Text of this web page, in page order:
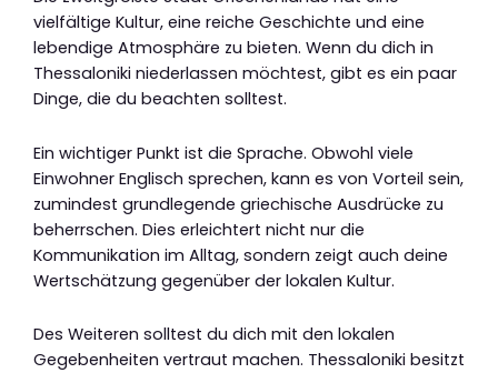
vielfältige Kultur, eine reiche Geschichte und eine
lebendige Atmosphäre zu bieten. Wenn du dich in
Thessaloniki niederlassen möchtest, gibt es ein paar
Dinge, die du beachten solltest.
Ein wichtiger Punkt ist die Sprache. Obwohl viele
Einwohner Englisch sprechen, kann es von Vorteil sein,
zumindest grundlegende griechische Ausdrücke zu
beherrschen. Dies erleichtert nicht nur die
Kommunikation im Alltag, sondern zeigt auch deine
Wertschätzung gegenüber der lokalen Kultur.
Des Weiteren solltest du dich mit den lokalen
Gegebenheiten vertraut machen. Thessaloniki besitzt